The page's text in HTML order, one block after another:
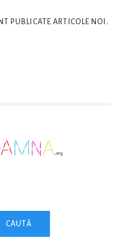
PUBLICATE ARTICOLE NOI.
CAUTĂ